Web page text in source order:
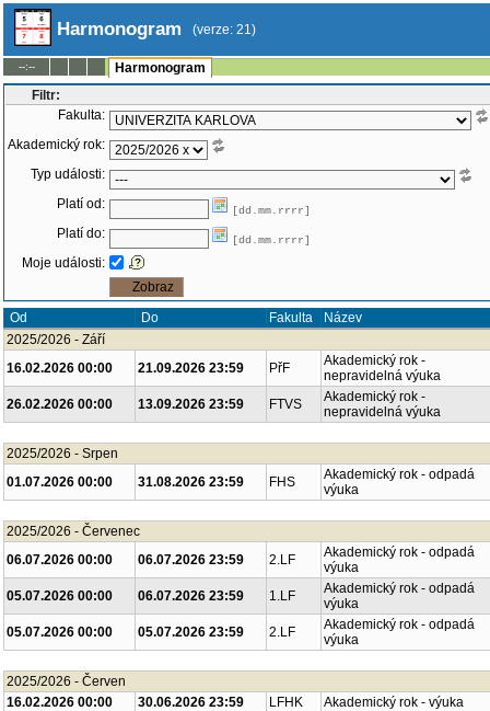
Harmonogram (verze: 21)
--:--
Harmonogram
Filtr:
Fakulta:
Akademický rok:
Typ události:
Platí od:
[dd.mm.rrrr]
Platí do: [dd.mm.rrrr]
Moje události:
Od Do Fakulta
Název
2025/2026 - Září
16.02.2026 00:00
21.09.2026 23:59 PřF
Akademický rok -
nepravidelná výuka
26.02.2026 00:00
13.09.2026 23:59 FTVS
Akademický rok -
nepravidelná výuka
2025/2026 - Srpen
01.07.2026 00:00
31.08.2026 23:59 FHS
Akademický rok - odpadá
výuka
2025/2026 - Červenec
06.07.2026 00:00
06.07.2026 23:59 2.LF
Akademický rok - odpadá
výuka
05.07.2026 00:00
06.07.2026 23:59 1.LF
Akademický rok - odpadá
výuka
05.07.2026 00:00
05.07.2026 23:59 2.LF
Akademický rok - odpadá
výuka
2025/2026 - Červen
16.02.2026 00:00
30.06.2026 23:59 LFHK
Akademický rok - výuka